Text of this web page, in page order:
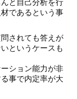
と自己分析を行
であるという事
されても答えが
というケースも
ション能力が非
事で内定率が大